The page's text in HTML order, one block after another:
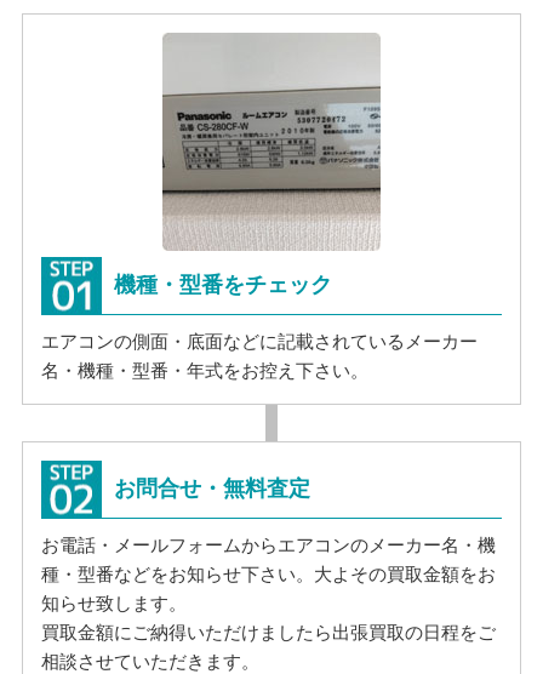
機種・型番をチェック
エアコンの側面・底面などに記載されているメーカー
名・機種・型番・年式をお控え下さい。
お問合せ・無料査定
お電話・メールフォームからエアコンのメーカー名・機
種・型番などをお知らせ下さい。大よその買取金額をお
知らせ致します。
買取金額にご納得いただけましたら出張買取の日程をご
相談させていただきます。